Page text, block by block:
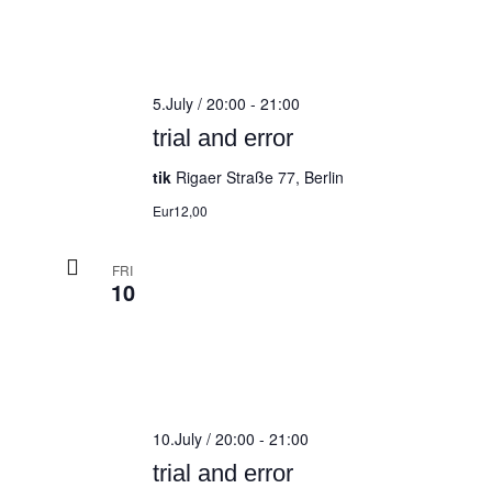
trial and error
5.July / 20:00 - 21:00
tik Rigaer Straße 77, Berlin
Eur12,00
FRI
10
trial and error
10.July / 20:00 - 21:00